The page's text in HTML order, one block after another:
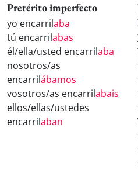
Pretérito imperfecto
yo encarrilaba
tú encarrilabas
él/ella/usted encarrilaba
nosotros/as
encarrilábamos
vosotros/as encarrilabais
ellos/ellas/ustedes
encarrilaban